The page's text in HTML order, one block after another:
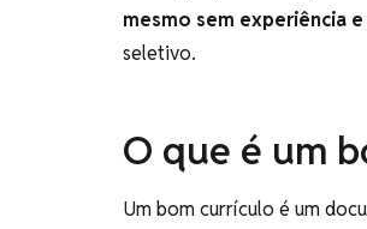
mesmo sem experiência
seletivo.
O que é um
Um bom currículo é um